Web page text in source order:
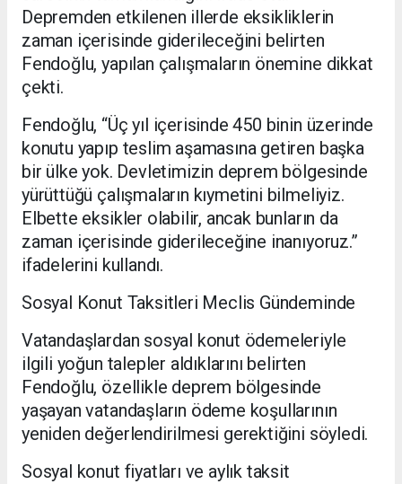
Depremden etkilenen illerde eksikliklerin
zaman içerisinde giderileceğini belirten
Fendoğlu, yapılan çalışmaların önemine dikkat
çekti.
Fendoğlu, “Üç yıl içerisinde 450 binin üzerinde
konutu yapıp teslim aşamasına getiren başka
bir ülke yok. Devletimizin deprem bölgesinde
yürüttüğü çalışmaların kıymetini bilmeliyiz.
Elbette eksikler olabilir, ancak bunların da
zaman içerisinde giderileceğine inanıyoruz.”
ifadelerini kullandı.
Sosyal Konut Taksitleri Meclis Gündeminde
Vatandaşlardan sosyal konut ödemeleriyle
ilgili yoğun talepler aldıklarını belirten
Fendoğlu, özellikle deprem bölgesinde
yaşayan vatandaşların ödeme koşullarının
yeniden değerlendirilmesi gerektiğini söyledi.
Sosyal konut fiyatları ve aylık taksit